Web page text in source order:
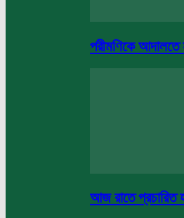
পরীমণিকে
আজ রাতে প্রচারিত